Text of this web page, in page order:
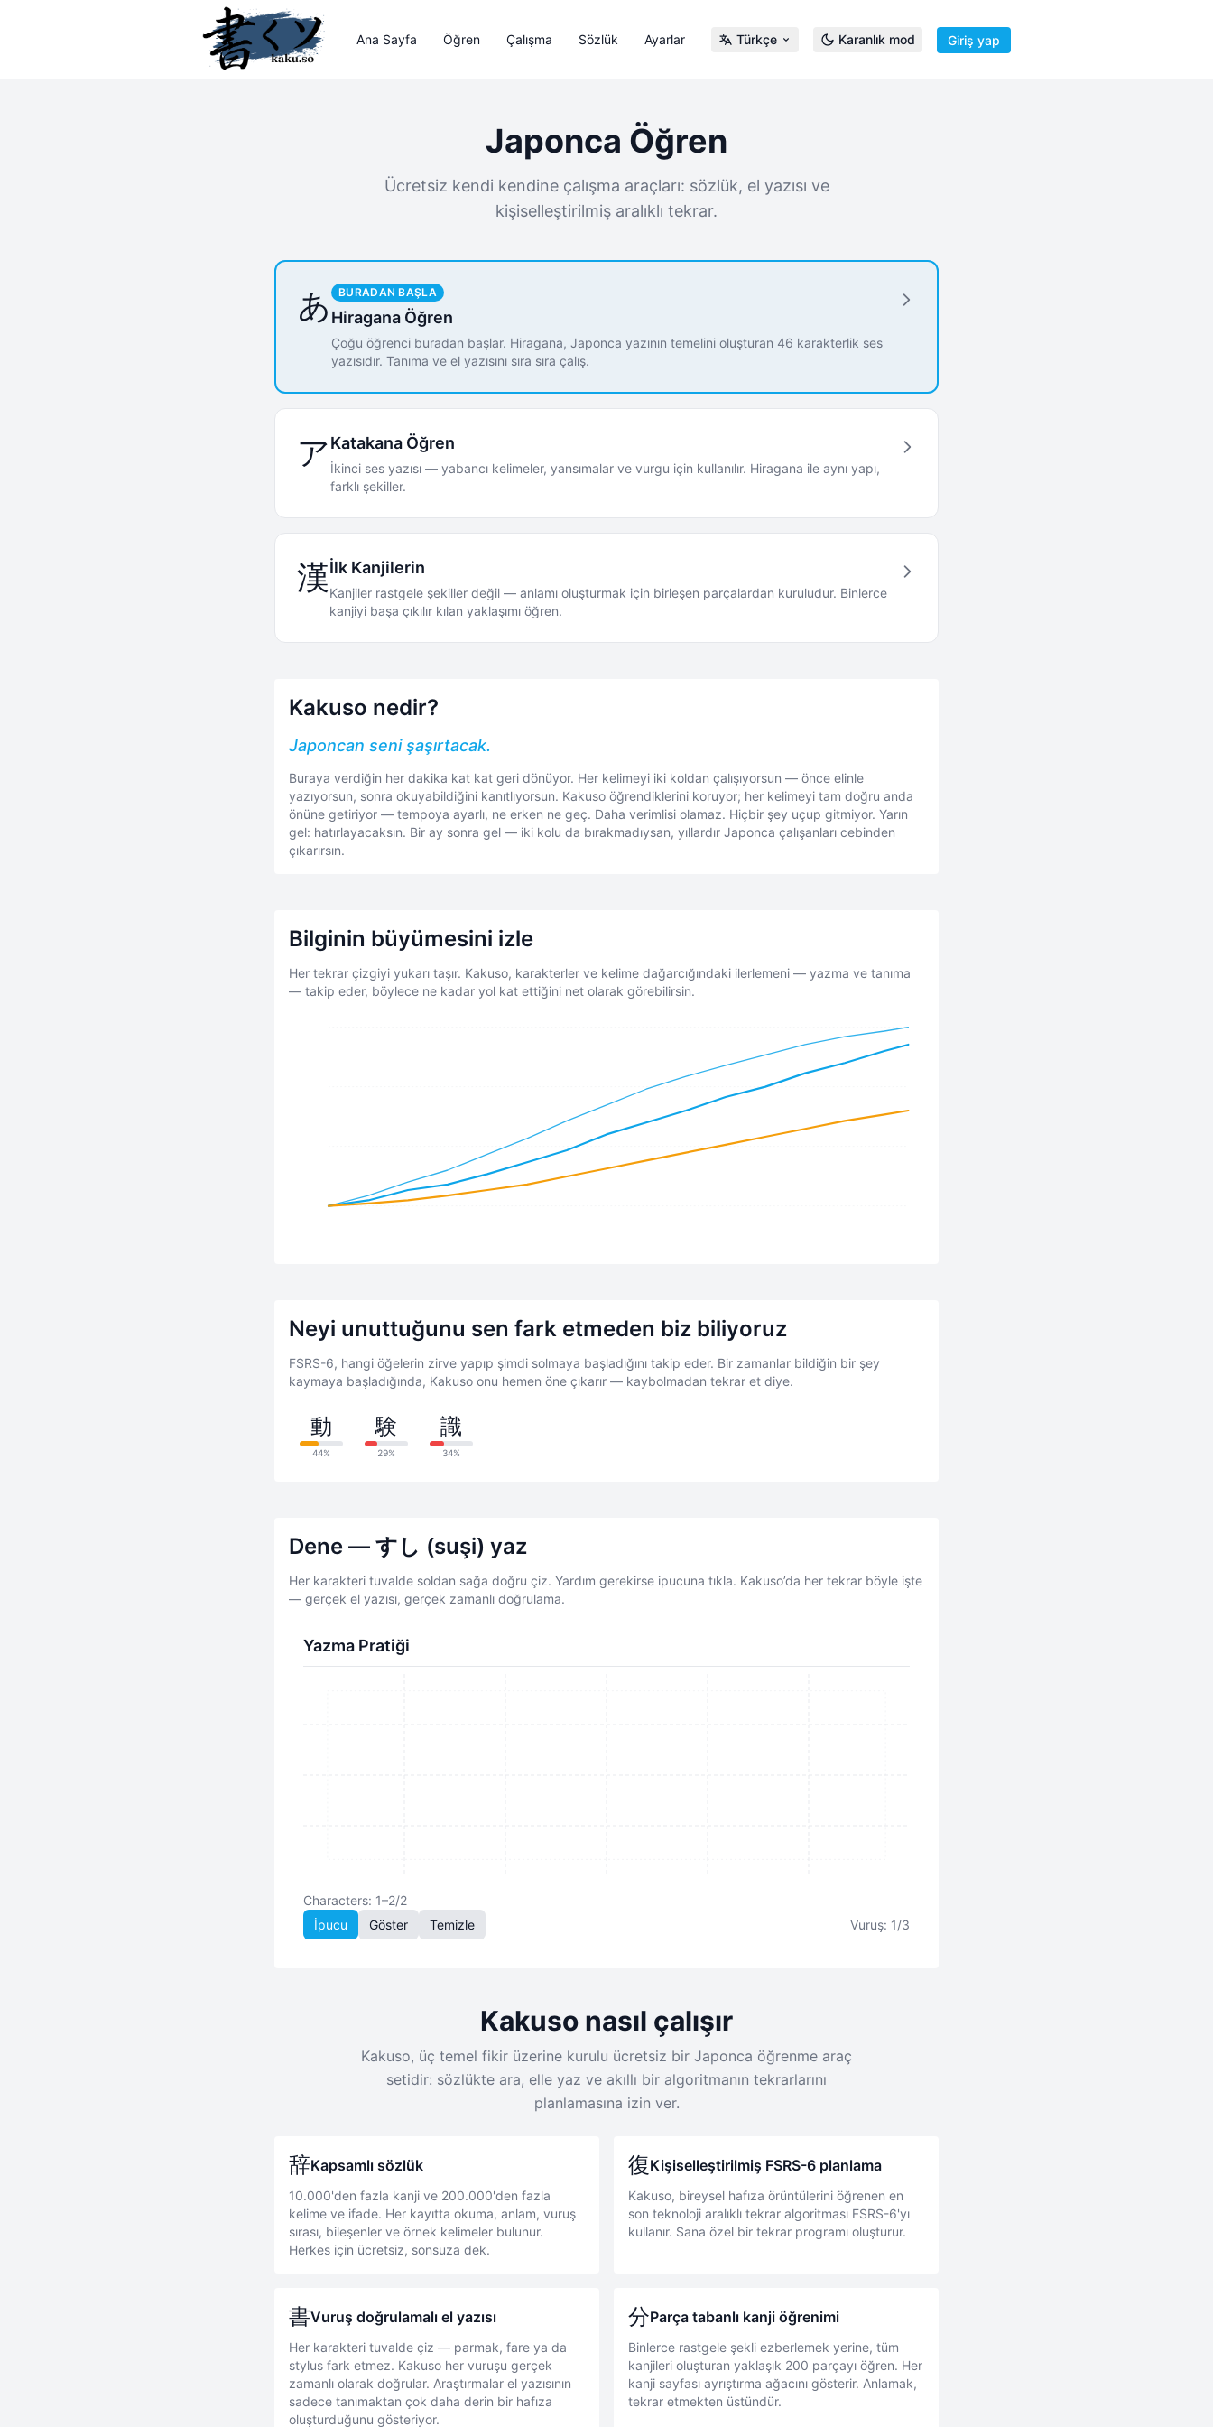
Ana Sayfa Öğren Çalışma Sözlük Ayarlar Türkçe Karanlık mod Giriş yap
Japonca Öğren
Ücretsiz kendi kendine çalışma araçları: sözlük, el yazısı ve
kişiselleştirilmiş aralıklı tekrar.
あ BURADAN BAŞLA
Hiragana Öğren
Çoğu öğrenci buradan başlar. Hiragana, Japonca yazının temelini oluşturan 46 karakterlik ses
yazısıdır. Tanıma ve el yazısını sıra sıra çalış.
アKatakana Öğren
İkinci ses yazısı — yabancı kelimeler, yansımalar ve vurgu için kullanılır. Hiragana ile aynı yapı,
farklı şekiller.
漢İlk Kanjilerin
Kanjiler rastgele şekiller değil — anlamı oluşturmak için birleşen parçalardan kuruludur. Binlerce
kanjiyi başa çıkılır kılan yaklaşımı öğren.
Kakuso nedir?
Japoncan seni şaşırtacak.
Buraya verdiğin her dakika kat kat geri dönüyor. Her kelimeyi iki koldan çalışıyorsun — önce elinle
yazıyorsun, sonra okuyabildiğini kanıtlıyorsun. Kakuso öğrendiklerini koruyor; her kelimeyi tam doğru anda
önüne getiriyor — tempoya ayarlı, ne erken ne geç. Daha verimlisi olamaz. Hiçbir şey uçup gitmiyor. Yarın
gel: hatırlayacaksın. Bir ay sonra gel — iki kolu da bırakmadıysan, yıllardır Japonca çalışanları cebinden
çıkarırsın.
Bilginin büyümesini izle
Her tekrar çizgiyi yukarı taşır. Kakuso, karakterler ve kelime dağarcığındaki ilerlemeni — yazma ve tanıma
— takip eder, böylece ne kadar yol kat ettiğini net olarak görebilirsin.
Neyi unuttuğunu sen fark etmeden biz biliyoruz
FSRS-6, hangi öğelerin zirve yapıp şimdi solmaya başladığını takip eder. Bir zamanlar bildiğin bir şey
kaymaya başladığında, Kakuso onu hemen öne çıkarır — kaybolmadan tekrar et diye.
動
44%
験
29%
識
34%
Dene — すし (suşi) yaz
Her karakteri tuvalde soldan sağa doğru çiz. Yardım gerekirse ipucuna tıkla. Kakuso’da her tekrar böyle işte
— gerçek el yazısı, gerçek zamanlı doğrulama.
Yazma Pratiği
Characters: 1–2/2
İpucu
Göster Temizle Vuruş: 1/3
Kakuso nasıl çalışır
Kakuso, üç temel fikir üzerine kurulu ücretsiz bir Japonca öğrenme araç
setidir: sözlükte ara, elle yaz ve akıllı bir algoritmanın tekrarlarını
planlamasına izin ver.
辞Kapsamlı sözlük
10.000'den fazla kanji ve 200.000'den fazla
kelime ve ifade. Her kayıtta okuma, anlam, vuruş
sırası, bileşenler ve örnek kelimeler bulunur.
Herkes için ücretsiz, sonsuza dek.
復Kişiselleştirilmiş FSRS-6 planlama
Kakuso, bireysel hafıza örüntülerini öğrenen en
son teknoloji aralıklı tekrar algoritması FSRS-6'yı
kullanır. Sana özel bir tekrar programı oluşturur.
書Vuruş doğrulamalı el yazısı
Her karakteri tuvalde çiz — parmak, fare ya da
stylus fark etmez. Kakuso her vuruşu gerçek
zamanlı olarak doğrular. Araştırmalar el yazısının
sadece tanımaktan çok daha derin bir hafıza
oluşturduğunu gösteriyor.
分Parça tabanlı kanji öğrenimi
Binlerce rastgele şekli ezberlemek yerine, tüm
kanjileri oluşturan yaklaşık 200 parçayı öğren. Her
kanji sayfası ayrıştırma ağacını gösterir. Anlamak,
tekrar etmekten üstündür.